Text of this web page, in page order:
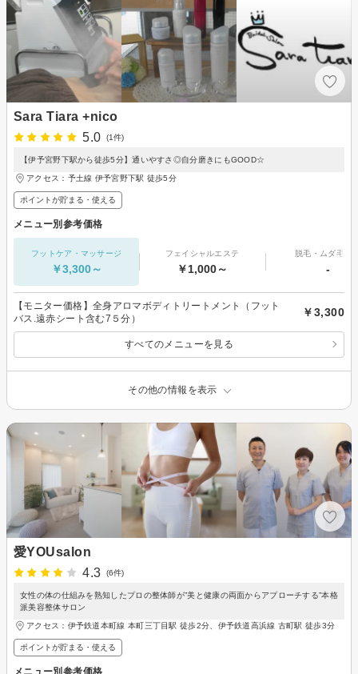
Sara Tiara +nico
5.0
(1件)
【伊予宮野下駅から徒歩5分】通いやすさ◎自分磨きにもGOOD☆
アクセス：予土線 伊予宮野下駅 徒歩5分
ポイントが貯まる・使える
メニュー別参考価格
フットケア・マッサージ
￥3,300～
フェイシャルエステ
￥1,000～
脱毛・ムダ毛処
-
【モニター価格】全身アロマボディトリートメント（フット
バス.遠赤シート含む7５分）
￥3,300
すべてのメニューを見る
その他の情報を表示
愛YOUsalon
4.3
(6件)
女性の体の仕組みを熟知したプロの整体師が”美と健康の両面からアプローチする”本格
派美容整体サロン
アクセス：伊予鉄道本町線 本町三丁目駅 徒歩2分、伊予鉄道高浜線 古町駅 徒歩3分
ポイントが貯まる・使える
メニュー別参考価格